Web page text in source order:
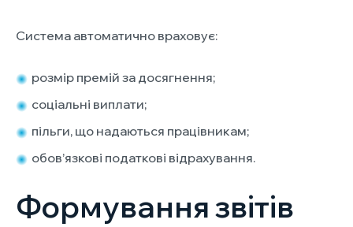
Система автоматично враховує:
розмір премій за досягнення;
соціальні виплати;
пільги, що надаються працівникам;
обов’язкові податкові відрахування.
Формування звітів